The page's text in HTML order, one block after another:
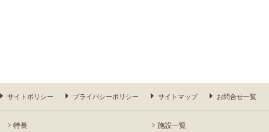
サイトポリシー プライバシーポリシー サイトマップ お問合せ一覧
特長 施設一覧